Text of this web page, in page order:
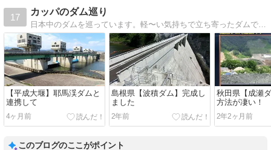
17
カッパのダム巡り
日本中のダムを巡っています。軽〜い気持ちで立ち寄ったダムでの内部見学に感激して始まったダム巡りブログです。命がけの情報から面白情報まで様々なお知らせを載せていきます。
【平成大堰】耶馬渓ダムと
連携して
4ヶ月前
島根県【波積ダム】完成し
ました
2年前
秋田県【成瀬
方法が凄い！
2年2ヶ月前
このブログのここがポイント